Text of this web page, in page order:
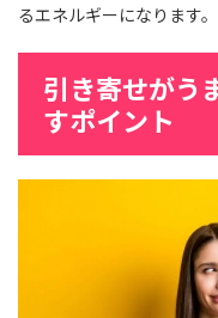
るエネルギーになります。
引き寄せがう
すポイント